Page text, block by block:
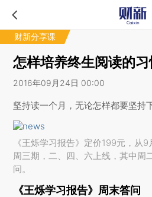
财新分享课
怎样培养终生阅读的
2016年09月24日 00:00
坚持读一个月，无论怎样都要坚持
《王烁学习报告》定价199元，从
周三期，二、四、六上线，其中周
问。
《王烁学习报告》周末答问